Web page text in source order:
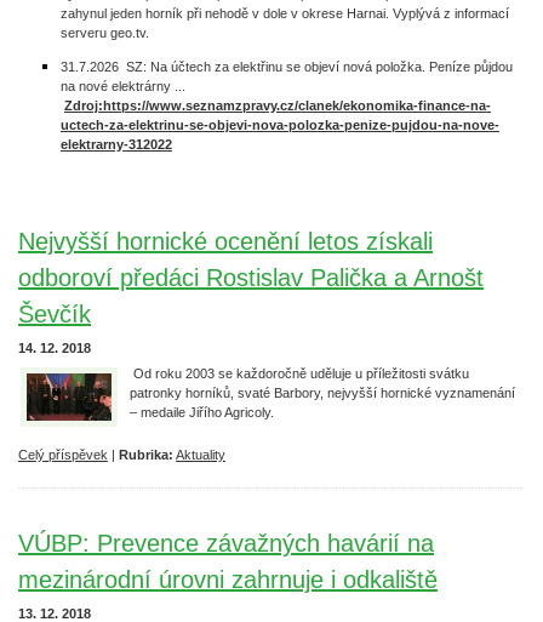
zahynul jeden horník při nehodě v dole v okrese Harnai. Vyplývá z informací
serveru geo.tv.
31.7.2026 SZ: Na účtech za elektřinu se objeví nová položka. Peníze půjdou
na nové elektrárny ...
Zdroj:https://www.seznamzpravy.cz/clanek/ekonomika-finance-na-
uctech-za-elektrinu-se-objevi-nova-polozka-penize-pujdou-na-nove-
elektrarny-312022
Nejvyšší hornické ocenění letos získali
odboroví předáci Rostislav Palička a Arnošt
Ševčík
14. 12. 2018
Od roku 2003 se každoročně uděluje u příležitosti svátku
patronky horníků, svaté Barbory, nejvyšší hornické vyznamenání
– medaile Jiřího Agricoly.
Celý příspěvek | Rubrika: Aktuality
VÚBP: Prevence závažných havárií na
mezinárodní úrovni zahrnuje i odkaliště
13. 12. 2018